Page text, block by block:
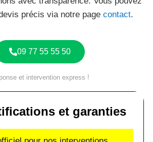
précis via notre page contact.
09 77 55 55 50
et intervention express !
et garanties